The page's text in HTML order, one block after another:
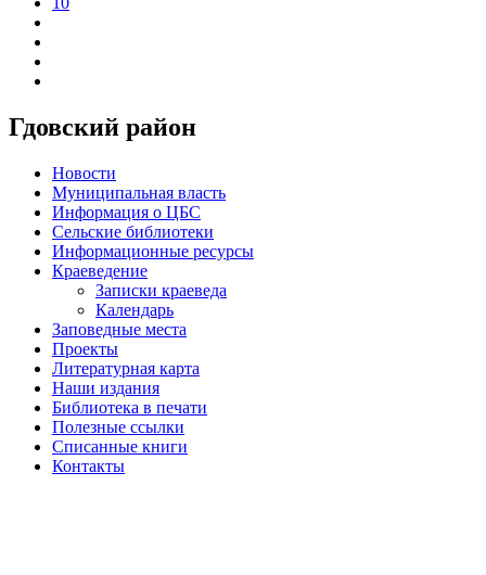
Гдовский район
Новости
Муниципальная власть
Информация о ЦБС
Сельские библиотеки
Информационные ресурсы
Краеведение
Записки краеведа
Календарь
Заповедные места
Проекты
Литературная карта
Наши издания
Библиотека в печати
Полезные ссылки
Списанные книги
Контакты